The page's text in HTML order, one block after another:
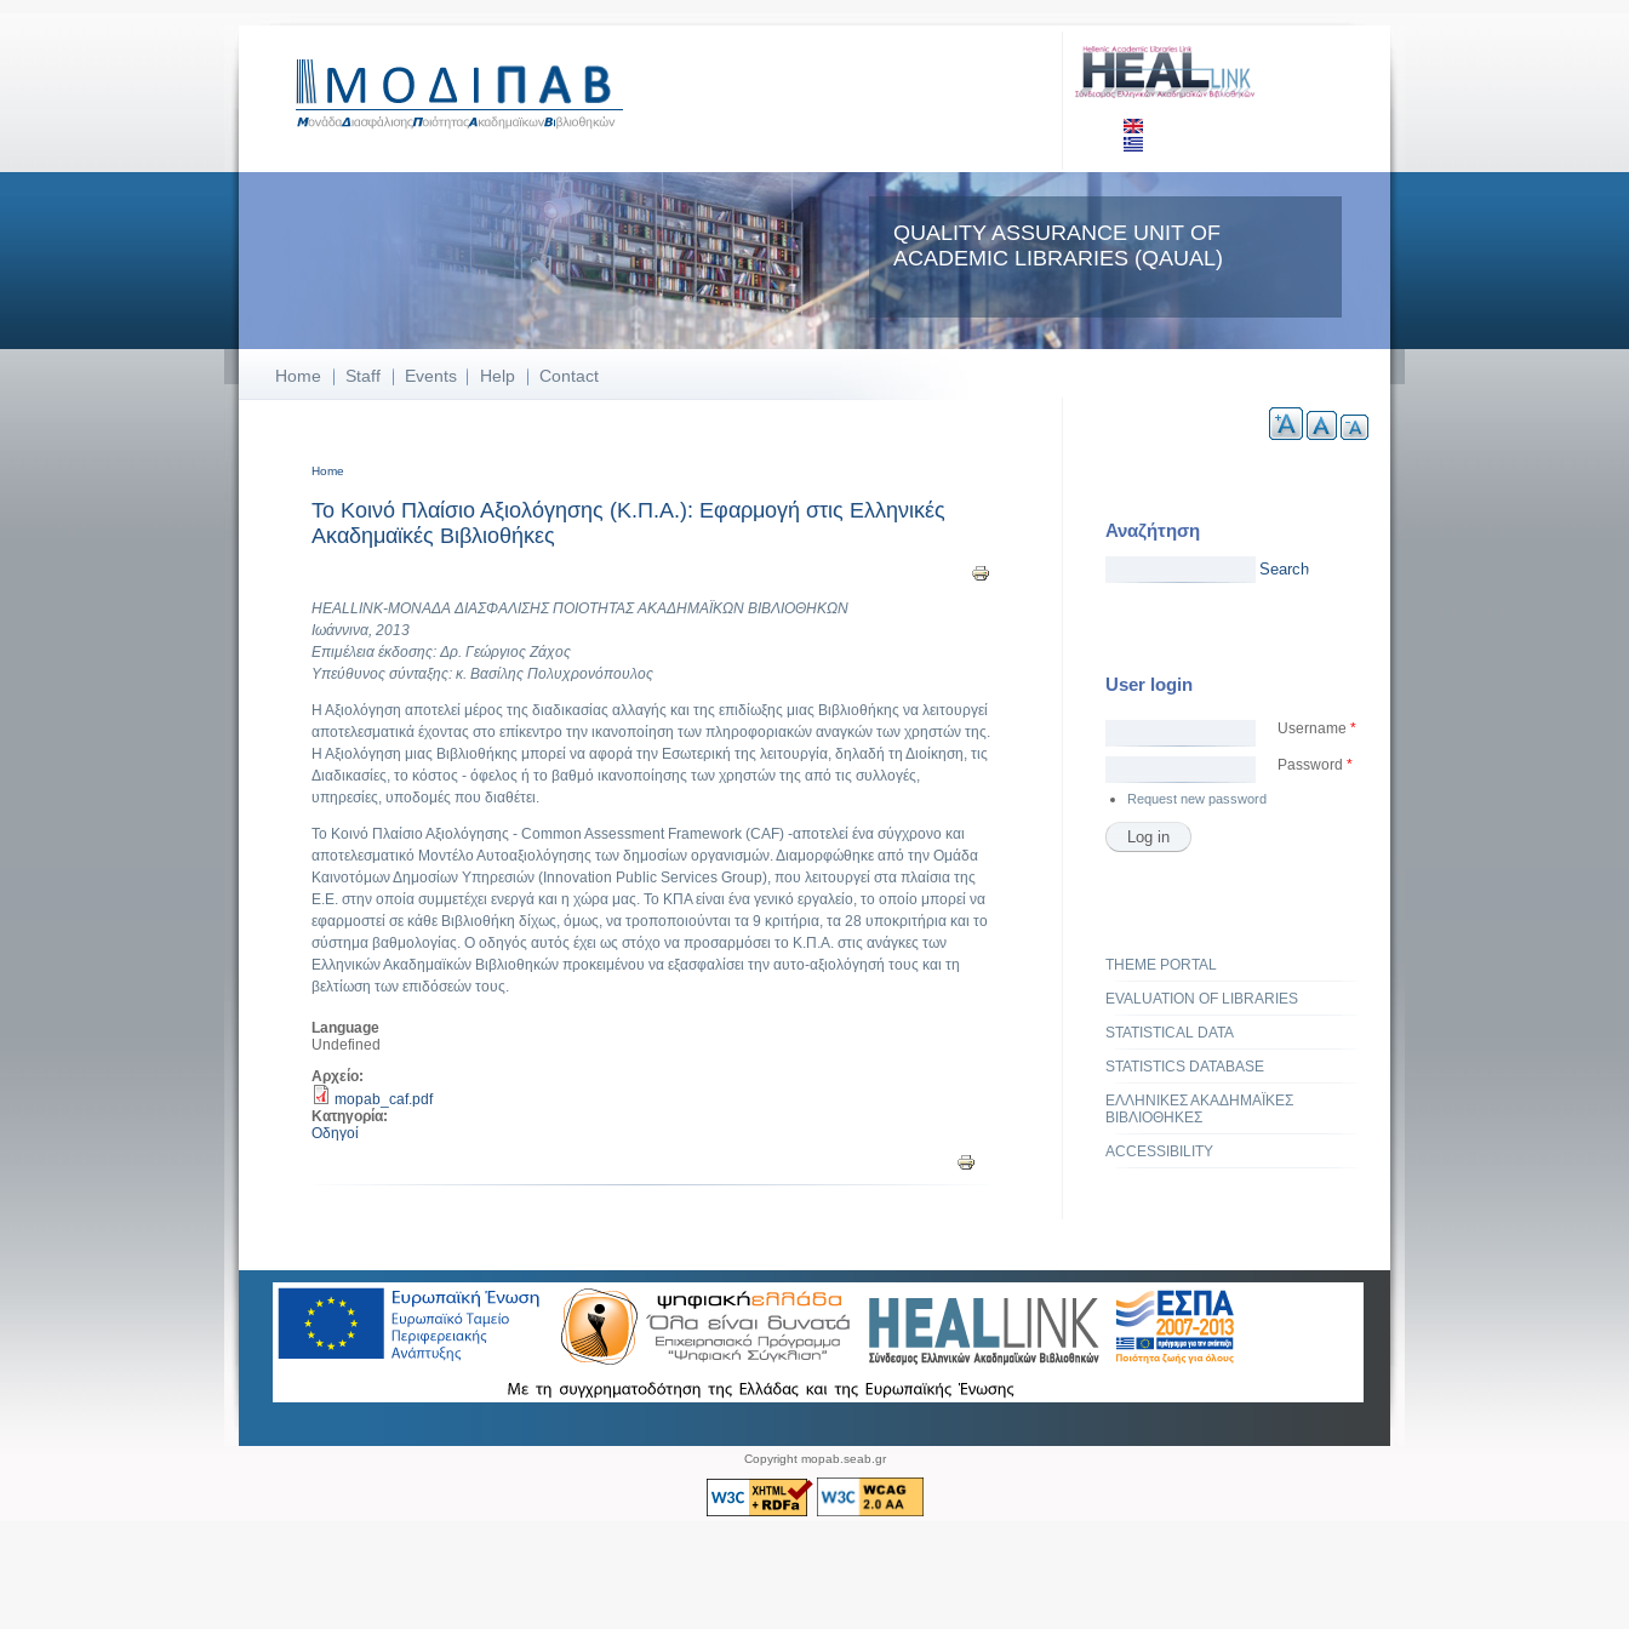
QUALITY ASSURANCE UNIT OF
ACADEMIC LIBRARIES (QAUAL)
Home Staff Events Help Contact
Home
Το Κοινό Πλαίσιο Αξιολόγησης (Κ.Π.Α.): Εφαρμογή στις Ελληνικές
Ακαδημαϊκές Βιβλιοθήκες
HEALLINK-ΜΟΝΑΔΑ ΔΙΑΣΦΑΛΙΣΗΣ ΠΟΙΟΤΗΤΑΣ ΑΚΑΔΗΜΑΪΚΩΝ ΒΙΒΛΙΟΘΗΚΩΝ
Ιωάννινα, 2013
Επιμέλεια έκδοσης: Δρ. Γεώργιος Ζάχος
Υπεύθυνoς σύνταξης: κ. Βασίλης Πολυχρονόπουλος
Η Αξιολόγηση αποτελεί μέρος της διαδικασίας αλλαγής και της επιδίωξης μιας Βιβλιοθήκης να λειτουργεί
αποτελεσματικά έχοντας στο επίκεντρο την ικανοποίηση των πληροφοριακών αναγκών των χρηστών της.
Η Αξιολόγηση μιας Βιβλιοθήκης μπορεί να αφορά την Εσωτερική της λειτουργία, δηλαδή τη Διοίκηση, τις
Διαδικασίες, το κόστος - όφελος ή το βαθμό ικανοποίησης των χρηστών της από τις συλλογές,
υπηρεσίες, υποδομές που διαθέτει.
Το Κοινό Πλαίσιο Αξιολόγησης - Common Assessment Framework (CAF) -αποτελεί ένα σύγχρονο και
αποτελεσματικό Μοντέλο Αυτοαξιολόγησης των δημοσίων οργανισμών. Διαμορφώθηκε από την Ομάδα
Καινοτόμων Δημοσίων Υπηρεσιών (Innovation Public Services Group), που λειτουργεί στα πλαίσια της
Ε.E. στην οποία συμμετέχει ενεργά και η χώρα μας. Το ΚΠΑ είναι ένα γενικό εργαλείο, το οποίο μπορεί να
εφαρμοστεί σε κάθε Βιβλιοθήκη δίχως, όμως, να τροποποιούνται τα 9 κριτήρια, τα 28 υποκριτήρια και το
σύστημα βαθμολογίας. Ο οδηγός αυτός έχει ως στόχο να προσαρμόσει το Κ.Π.Α. στις ανάγκες των
Ελληνικών Ακαδημαϊκών Βιβλιοθηκών προκειμένου να εξασφαλίσει την αυτο-αξιολόγησή τους και τη
βελτίωση των επιδόσεών τους.
Language
Undefined
Αρχείο:
mopab_caf.pdf
Κατηγορία:
Οδηγοί
Αναζήτηση
User login
Username *
Password *
Request new password
THEME PORTAL
EVALUATION OF LIBRARIES
STATISTICAL DATA
STATISTICS DATABASE
ΕΛΛΗΝΙΚΕΣ ΑΚΑΔΗΜΑΪΚΕΣ
ΒΙΒΛΙΟΘΗΚΕΣ
ACCESSIBILITY
Copyright mopab.seab.gr